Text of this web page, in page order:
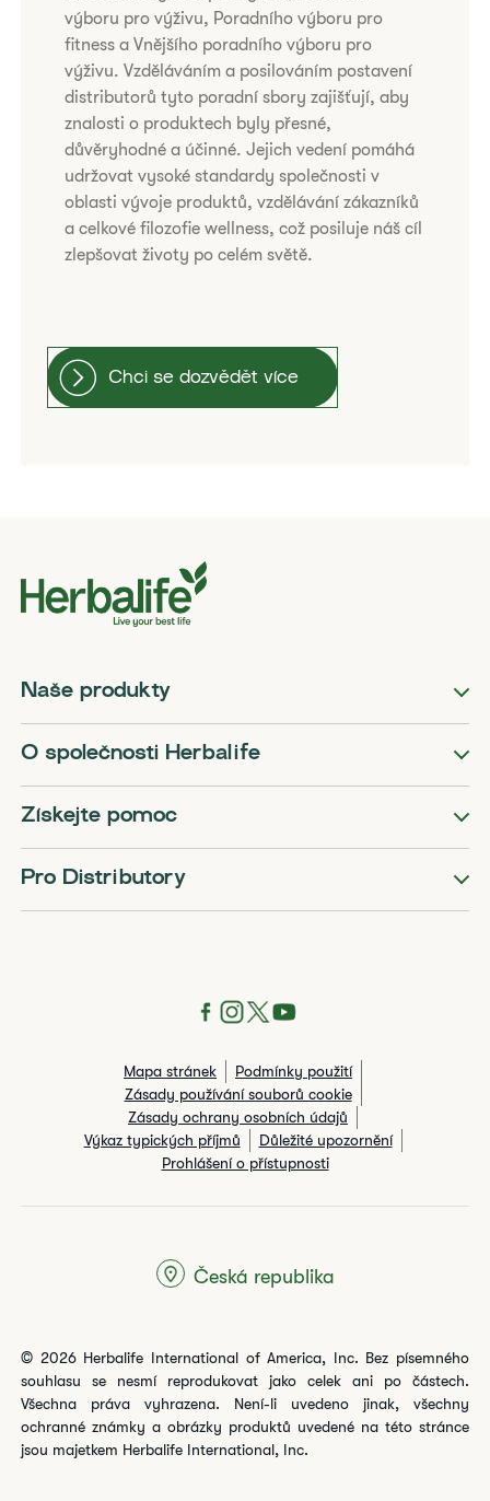
výboru pro výživu, Poradního výboru pro
fitness a Vnějšího poradního výboru pro
výživu. Vzděláváním a posilováním postavení
distributorů tyto poradní sbory zajišťují, aby
znalosti o produktech byly přesné,
důvěryhodné a účinné. Jejich vedení pomáhá
udržovat vysoké standardy společnosti v
oblasti vývoje produktů, vzdělávání zákazníků
a celkové filozofie wellness, což posiluje náš cíl
zlepšovat životy po celém světě.
Chci se dozvědět více
Naše produkty
O společnosti Herbalife
Získejte pomoc
Pro Distributory
Mapa stránek
Podmínky použití
Zásady používání souborů cookie
Zásady ochrany osobních údajů
Výkaz typických příjmů
Důležité upozornění
Prohlášení o přístupnosti
© 2026 Herbalife International of America, Inc. Bez písemného
souhlasu se nesmí reprodukovat jako celek ani po částech.
Všechna práva vyhrazena. Není-li uvedeno jinak, všechny
ochranné známky a obrázky produktů uvedené na této stránce
jsou majetkem Herbalife International, Inc.
Česká republika